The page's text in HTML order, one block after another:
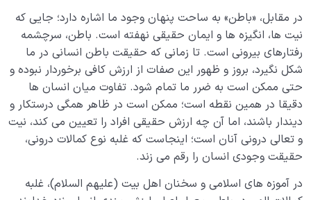
در مقابل، «باطن» به ساحت پنهان وجود ما اشاره دارد؛ جایی که
نیت ها، انگیزه ها و ایمان حقیقی نهفته است. باطن، سرچشمه
رفتارهای بیرونی است. تا زمانی که حقیقت باطن انسانی در ما
شکل نگیرد، بروز و ظهور این صفات از ارزش کافی برخوردار نبوده و
حتی ممکن است به ضرر ما تمام شود. تفاوت میان انسان ها
دقیقا در همین نقطه است؛ ممکن است در ظاهر همگی درستکار و
دیندار باشند، اما آن چه ارزش حقیقی افراد را تعیین می کند، نیت
و تعالی درونی آنان است؛ اینجاست که غلبه نوع کمالات درونی،
حقیقت وجودی انسان را رقم می زند.
در آموزه های اسلامی و سخنان اهل بیت (علیهم السلام)، غلبه